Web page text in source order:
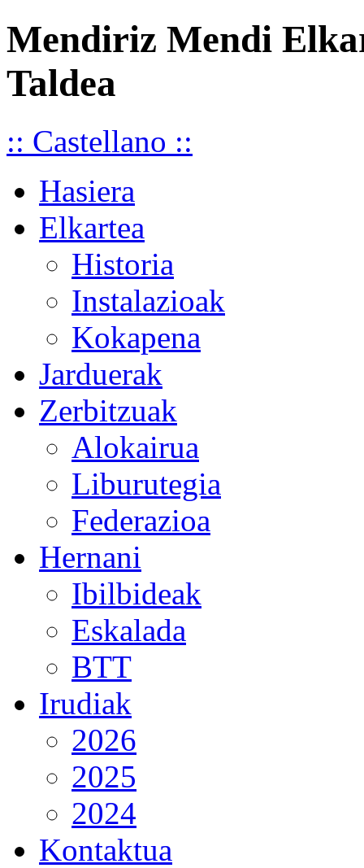
Mendiriz Mendi
Taldea
:: Castellano ::
Hasiera
Elkartea
Historia
Instalazioak
Kokapena
Jarduerak
Zerbitzuak
Alokairua
Liburutegia
Federazioa
Hernani
Ibilbideak
Eskalada
BTT
Irudiak
2026
2025
2024
Kontaktua